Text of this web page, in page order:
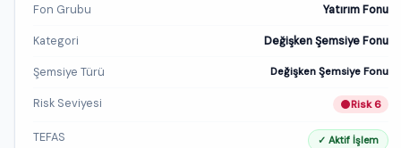
Fon Grubu Yatırım Fonu
Kategori Değişken Şemsiye Fonu
Şemsiye Türü Değişken Şemsiye Fonu
Risk Seviyesi Risk 6
TEFAS ✓ Aktif İşlem